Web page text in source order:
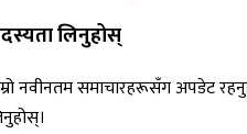
लिनुहोस्
नवीनतम समाचारहरूसँग अपडेट